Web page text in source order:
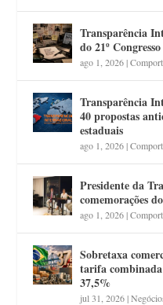
Transparência
do 21º
ago 1, 2026|
Transparência
40 propostas
estaduais
ago 1, 2026|
Presidente da
comemorações
ago 1, 2026|
Sobretaxa
tarifa
37,5%
jul 31, 2026|